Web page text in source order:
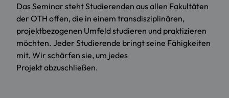
Das Seminar steht Studierenden aus allen Fakultäten
der OTH offen, die in einem transdisziplinären,
projektbezogenen Umfeld studieren und praktizieren
möchten. Jeder Studierende bringt seine Fähigkeiten
mit. Wir schärfen sie, um jedes
Projekt abzuschließen.